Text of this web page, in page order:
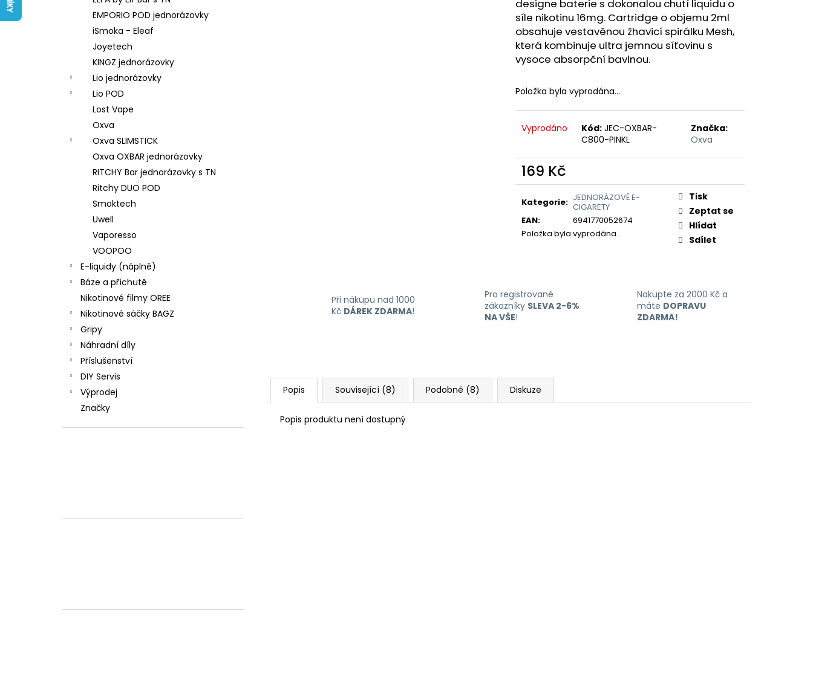
EMPORIO POD jednorázovky
iSmoka - Eleaf
Joyetech
KINGZ jednorázovky
Lio jednorázovky
Lio POD
Lost Vape
Oxva
Oxva SLIMSTICK
Oxva OXBAR jednorázovky
RITCHY Bar jednorázovky s TN
Ritchy DUO POD
Smoktech
Uwell
Vaporesso
VOOPOO
E-liquidy (náplně)
Báze a příchutě
Nikotinové filmy OREE
Nikotinové sáčky BAGZ
Gripy
Náhradní díly
Příslušenství
DIY Servis
Výprodej
Značky
designe baterie s dokonalou chutí liquidu o
síle nikotinu 16mg. Cartridge o objemu 2ml
obsahuje vestavěnou žhavicí spirálku Mesh,
která kombinuje ultra jemnou síťovinu s
vysoce absorpční bavlnou.
Položka byla vyprodána…
Vyprodáno Kód: JEC-OXBAR-
C800-PINKL
Značka:
Oxva
169 Kč
Měrná
Kategorie: JEDNORÁZOVÉ E-
CIGARETY
EAN:
6941770052674
Položka byla vyprodána…
Tisk
Zeptat se
Hlídat
Sdílet
Při nákupu nad 1000
Kč DÁREK ZDARMA!
Pro registrované
zákazníky SLEVA 2-6%
NA VŠE!
Nakupte za 2000 Kč a
máte DOPRAVU
ZDARMA!
Popis Související (8) Podobné (8) Diskuze
Popis produktu není dostupný
LIQUID ARAMAX 4PACK CIGAR
TOBACCO 4X10ML-18MG
558 Kč
LIQUID LIQUA AMERICAN BLEND 10ML-
6MG (AMERICKÝ MÍCHANÝ TABÁK)